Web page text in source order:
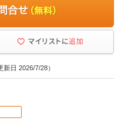
新日 2026/7/28）